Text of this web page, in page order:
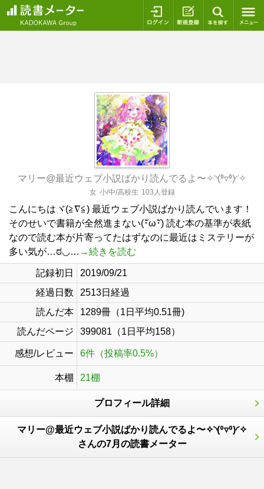
ログイン 新規登録
マリー@最近ウェブ小説ばかり読んでるよ〜✧⁠◝⁠(⁠⁰⁠▿⁠⁰⁠)⁠◜⁠✧
女 小/中/高校生 103人登録
こんにちはヾ(≧∇≦) 最近ウェブ小説ばかり読んでいます！
そのせいで書籍が全然進まない(⁠･ั⁠ω⁠･ั⁠) 読む本の基準が表紙
なので読む本が片寄ってたはずなのに最近はミステリーが
多い気が…ಠ⁠◡… →続きを読む
記録初日
2019/09/21
経過日数
2513日経過
読んだ本
1289冊（1日平均0.51冊)
読んだページ
399081（1日平均158）
感想/レビュー 6件（投稿率0.5%）
本棚 21棚
プロフィール詳細
マリー@最近ウェブ小説ばかり読んでるよ〜✧⁠◝⁠(⁠⁰⁠▿⁠⁰⁠)⁠◜⁠✧
さんの7月の読書メーター